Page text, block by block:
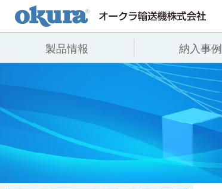
製品情報
製品情報
コンベヤ機器
コンベヤ機器を探す
用途から探す
納入事例
納入事例
全業種
飲料
会社情報
代表あいさつ
事業所一覧
沿革